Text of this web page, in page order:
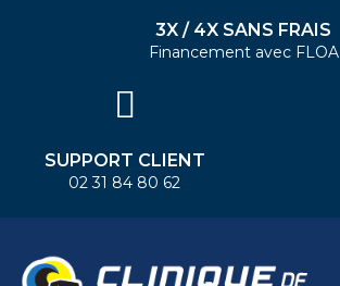
3X / 4X SANS FRAIS
Financement avec FLOA
SUPPORT CLIENT
02 31 84 80 62